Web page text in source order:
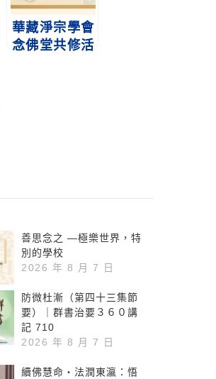
華藏淨宗學會
念佛堂共修活
善思念之 —極樂世界，特
別的學校
2026 年 8 月 7 日
防微杜漸（第四十三集節
要）｜群書治要３６０講
記 710
2026 年 8 月 7 日
續佛慧命‧法潤東瀛：悟